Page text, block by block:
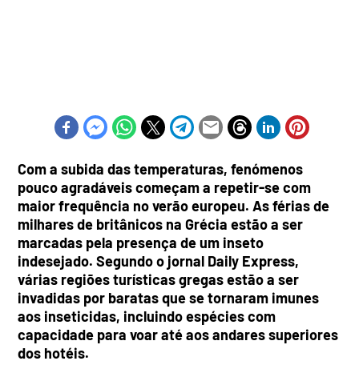
Com a subida das temperaturas, fenómenos
pouco agradáveis começam a repetir-se com
maior frequência no verão europeu. As férias de
milhares de britânicos na Grécia estão a ser
marcadas pela presença de um inseto
indesejado. Segundo o jornal Daily Express,
várias regiões turísticas gregas estão a ser
invadidas por baratas que se tornaram imunes
aos inseticidas, incluindo espécies com
capacidade para voar até aos andares superiores
dos hotéis.